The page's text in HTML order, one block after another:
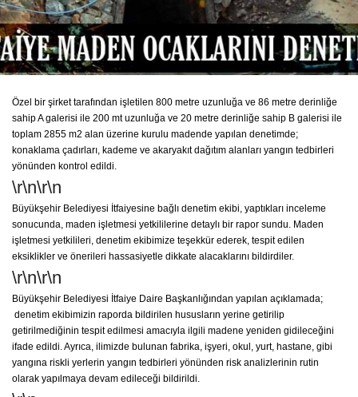
Özel bir şirket tarafından işletilen 800 metre uzunluğa ve 86 metre derinliğe
sahip A galerisi ile 200 mt uzunluğa ve 20 metre derinliğe sahip B galerisi ile
toplam 2855 m2 alan üzerine kurulu madende yapılan denetimde;
konaklama çadırları, kademe ve akaryakıt dağıtım alanları yangın tedbirleri
yönünden kontrol edildi.
\r\n\r\n
Büyükşehir Belediyesi İtfaiyesine bağlı denetim ekibi, yaptıkları inceleme
sonucunda, maden işletmesi yetkililerine detaylı bir rapor sundu. Maden
işletmesi yetkilileri, denetim ekibimize teşekkür ederek, tespit edilen
eksiklikler ve önerileri hassasiyetle dikkate alacaklarını bildirdiler.
\r\n\r\n
Büyükşehir Belediyesi İtfaiye Daire Başkanlığından yapılan açıklamada;
denetim ekibimizin raporda bildirilen hususların yerine getirilip
getirilmediğinin tespit edilmesi amacıyla ilgili madene yeniden gidileceğini
ifade edildi. Ayrıca, ilimizde bulunan fabrika, işyeri, okul, yurt, hastane, gibi
yangına riskli yerlerin yangın tedbirleri yönünden risk analizlerinin rutin
olarak yapılmaya devam edileceği bildirildi.